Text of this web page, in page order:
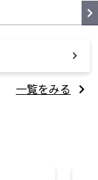
一覧をみる